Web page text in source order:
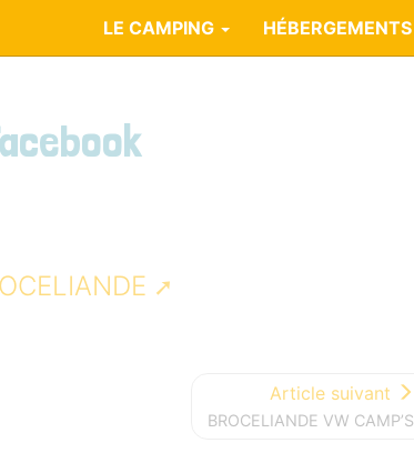
LE CAMPING HÉBERGEMENTS
Article suivant
BROCELIANDE VW CAMP’S